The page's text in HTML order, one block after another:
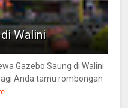
Walini
Gazebo Saung di Walini
Anda tamu rombongan